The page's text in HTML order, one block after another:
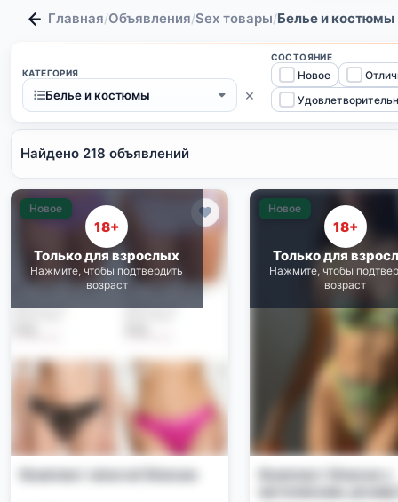
Главная/Объявления/Sex товары/Белье и костюмы
КАТЕГОРИЯ
Белье и костюмы ×
СОСТОЯНИЕ
Новое
Найдено 218 объявлений
Новое
18+
Только для взрослых
Нажмите, чтобы подтвердить
возраст
Комплект жіночої білизни
Новое
18+
Только для
Нажмите, чтобы
возраст
Комплект білизни з